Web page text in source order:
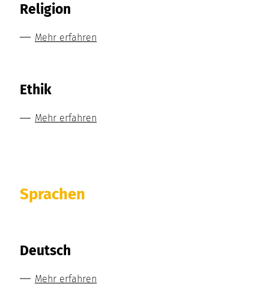
Religion
Mehr erfahren
Ethik
Mehr erfahren
Sprachen
Deutsch
Mehr erfahren